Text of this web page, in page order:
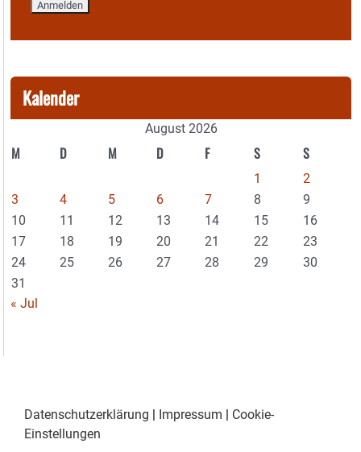
Kalender
August 2026
M D M D F S S
1
2
3
4 5 6 7 8
9
10
11 12 13 14 15
16
17
18 19 20 21 22
23
24
25 26 27 28 29
30
31
« Jul
Datenschutzerklärung Impressum
Cookie-
Einstellungen